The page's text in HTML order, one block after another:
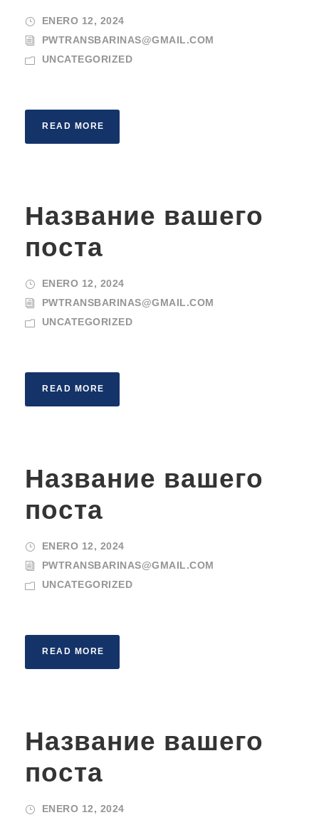
ENERO 12, 2024
PWTRANSBARINAS@GMAIL.COM
UNCATEGORIZED
READ MORE
Название вашего
поста
ENERO 12, 2024
PWTRANSBARINAS@GMAIL.COM
UNCATEGORIZED
READ MORE
Название вашего
поста
ENERO 12, 2024
PWTRANSBARINAS@GMAIL.COM
UNCATEGORIZED
READ MORE
Название вашего
поста
ENERO 12, 2024